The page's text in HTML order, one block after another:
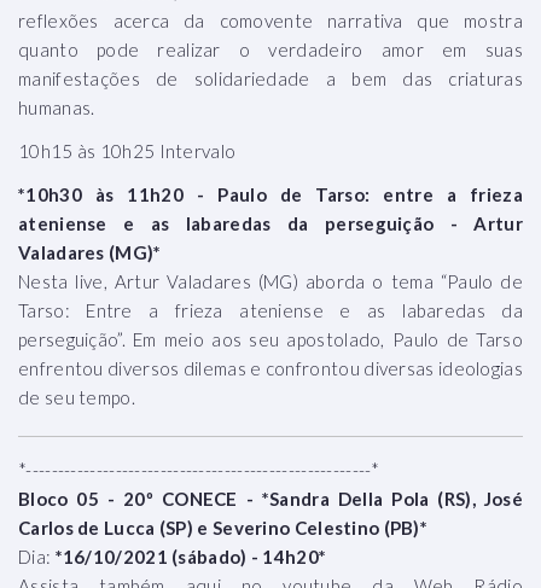
reflexões acerca da comovente narrativa que mostra
quanto pode realizar o verdadeiro amor em suas
manifestações de solidariedade a bem das criaturas
humanas.
10h15 às 10h25 Intervalo
*10h30 às 11h20 - Paulo de Tarso: entre a frieza
ateniense e as labaredas da perseguição - Artur
Valadares (MG)*
Nesta live, Artur Valadares (MG) aborda o tema “Paulo de
Tarso: Entre a frieza ateniense e as labaredas da
perseguição”. Em meio aos seu apostolado, Paulo de Tarso
enfrentou diversos dilemas e confrontou diversas ideologias
de seu tempo.
*------------------------------------------------------*
Bloco 05 - 20º CONECE - *Sandra Della Pola (RS), José
Carlos de Lucca (SP) e Severino Celestino (PB)*
Dia: *16/10/2021 (sábado) - 14h20*